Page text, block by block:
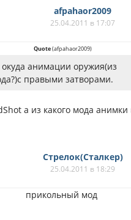
afpahaor2009
25.04.2011 в 17:07
Quote(afpahaor2009)
окуда анимации оружия(из
правыми затворами.
а из какого мода анимки
Стрелок(Сталкер)
25.04.2011 в 18:29
прикольный мод